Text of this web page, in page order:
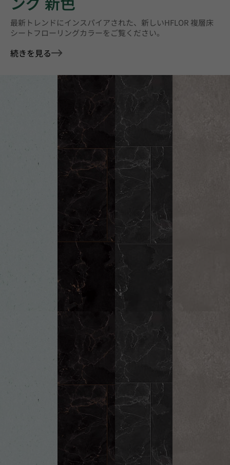
最新トレンドにインスパイアされた、新しいHFLOR 複層床
シートフローリングカラーをご覧ください。
続きを見る